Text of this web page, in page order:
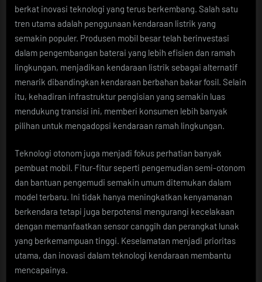
berkat inovasi teknologi yang terus berkembang. Salah satu
tren utama adalah penggunaan kendaraan listrik yang
semakin populer. Produsen mobil besar telah berinvestasi
dalam pengembangan baterai yang lebih efisien dan ramah
lingkungan, menjadikan kendaraan listrik sebagai alternatif
menarik dibandingkan kendaraan berbahan bakar fosil. Selain
itu, kehadiran infrastruktur pengisian yang semakin luas
mendukung transisi ini, memberi konsumen lebih banyak
pilihan untuk mengadopsi kendaraan ramah lingkungan.
Teknologi otonom juga menjadi fokus perhatian banyak
pembuat mobil. Fitur-fitur seperti pengemudian semi-otonom
dan bantuan pengemudi semakin umum ditemukan dalam
model terbaru. Ini tidak hanya meningkatkan kenyamanan
berkendara tetapi juga berpotensi mengurangi kecelakaan
dengan memanfaatkan sensor canggih dan perangkat lunak
yang berkemampuan tinggi. Keselamatan menjadi prioritas
utama, dan inovasi dalam teknologi kendaraan membantu
mencapainya.